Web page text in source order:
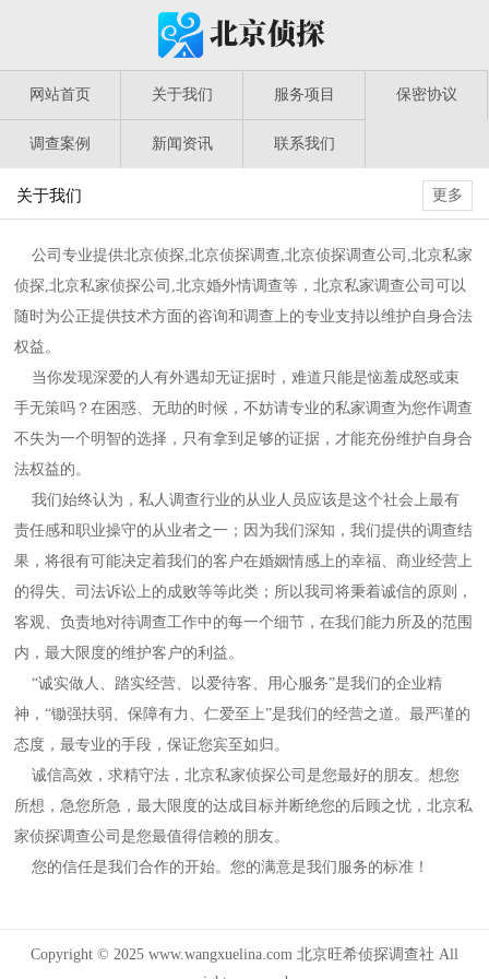
网站首页 关于我们 服务项目 保密协议
调查案例 新闻资讯 联系我们
更多
关于我们
公司专业提供北京侦探,北京侦探调查,北京侦探调查公司,北京私家
侦探,北京私家侦探公司,北京婚外情调查等，北京私家调查公司可以
随时为公正提供技术方面的咨询和调查上的专业支持以维护自身合法
权益。
当你发现深爱的人有外遇却无证据时，难道只能是恼羞成怒或束
手无策吗？在困惑、无助的时候，不妨请专业的私家调查为您作调查
不失为一个明智的选择，只有拿到足够的证据，才能充份维护自身合
法权益的。
我们始终认为，私人调查行业的从业人员应该是这个社会上最有
责任感和职业操守的从业者之一；因为我们深知，我们提供的调查结
果，将很有可能决定着我们的客户在婚姻情感上的幸福、商业经营上
的得失、司法诉讼上的成败等等此类；所以我司将秉着诚信的原则，
客观、负责地对待调查工作中的每一个细节，在我们能力所及的范围
内，最大限度的维护客户的利益。
“诚实做人、踏实经营、以爱待客、用心服务”是我们的企业精
神，“锄强扶弱、保障有力、仁爱至上”是我们的经营之道。最严谨的
态度，最专业的手段，保证您宾至如归。
诚信高效，求精守法，北京私家侦探公司是您最好的朋友。想您
所想，急您所急，最大限度的达成目标并断绝您的后顾之忧，北京私
家侦探调查公司是您最值得信赖的朋友。
您的信任是我们合作的开始。您的满意是我们服务的标准！
Copyright © 2025 www.wangxuelina.com 北京旺希侦探调查社 All